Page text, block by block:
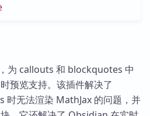
为 callouts 和 blockquotes 中
预览支持。该插件解决了
无法渲染 MathJax 的问题，并